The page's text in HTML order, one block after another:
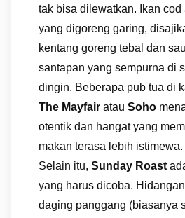
tak bisa dilewatkan. Ikan cod
yang digoreng garing,
kentang goreng tebal dan
santapan yang sempurna di
dingin. Beberapa pub tua di
The Mayfair atau Soho
otentik dan hangat yang
makan terasa lebih istimewa.
Selain itu, Sunday Roast
yang harus dicoba.
daging panggang (biasanya